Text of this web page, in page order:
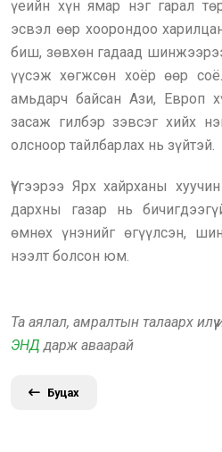
үеийн хүн ямар нэг гарал
эсвэл өөр хоорондоо
биш, зөвхөн гадаад
үүсэж хөгжсөн хоёр өөр
амьдарч байсан Ази, Европ
засаж гилбэр зэвсэг хийх
олсноор тайлбарлах нь зүйтэй.
Үүгээрээ Ярх хайрханы
дархны газар нь
өмнөх үнэнийг өгүүлсэн,
нээлт болсон юм.
Та аялал, амралтын талаарх
ЭНД дарж аваарай
Буцах